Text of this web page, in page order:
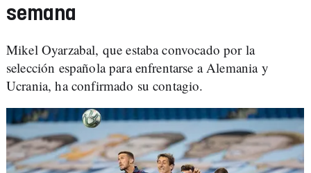
semana
Mikel Oyarzabal, que estaba convocado por la
selección española para enfrentarse a Alemania y
Ucrania, ha confirmado su contagio.